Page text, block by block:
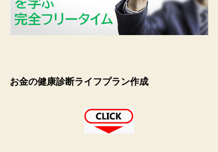
お金の健康診断ライフプラン作成